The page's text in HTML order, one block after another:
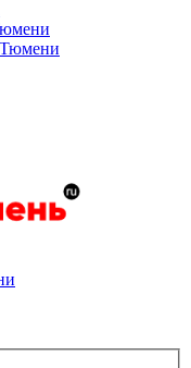
Тюмени